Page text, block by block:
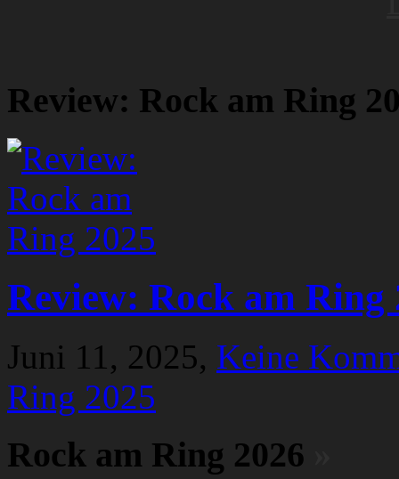
Review: Rock am Ring
Review: Rock am Ring
Juni 11, 2025, Keine
Ring 2025
Rock am Ring 2026